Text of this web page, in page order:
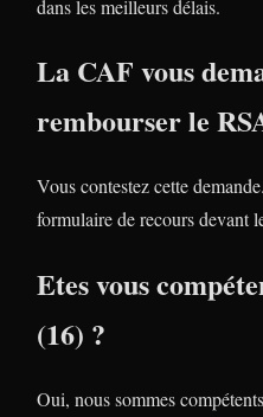
dans les meilleurs délais.
La CAF vous
rembourser le
Vous contestez cette
formulaire de recours devant
Etes vous
(16) ?
Oui, nous sommes